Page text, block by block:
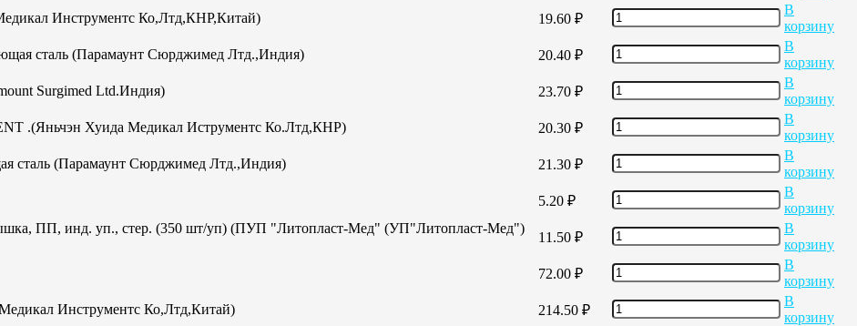
Инструментс Ко,Лтд,КНР,Китай)
19.60 ₽
В
корзину
сталь (Парамаунт Сюрджимед Лтд.,Индия)
20.40 ₽
В
корзину
Surgimed Ltd.Индия)
23.70 ₽
В
корзину
.(Яньчэн Хуида Медикал Иструментс Ко.Лтд,КНР)
20.30 ₽
В
корзину
сталь (Парамаунт Сюрджимед Лтд.,Индия)
21.30 ₽
В
корзину
5.20 ₽
В
корзину
ПП, инд. уп., стер. (350 шт/уп) (ПУП "Литопласт-Мед" (УП"Литопласт-Мед")
11.50 ₽
В
корзину
72.00 ₽
В
корзину
Инструментс Ко,Лтд,Китай)
214.50 ₽
В
корзину